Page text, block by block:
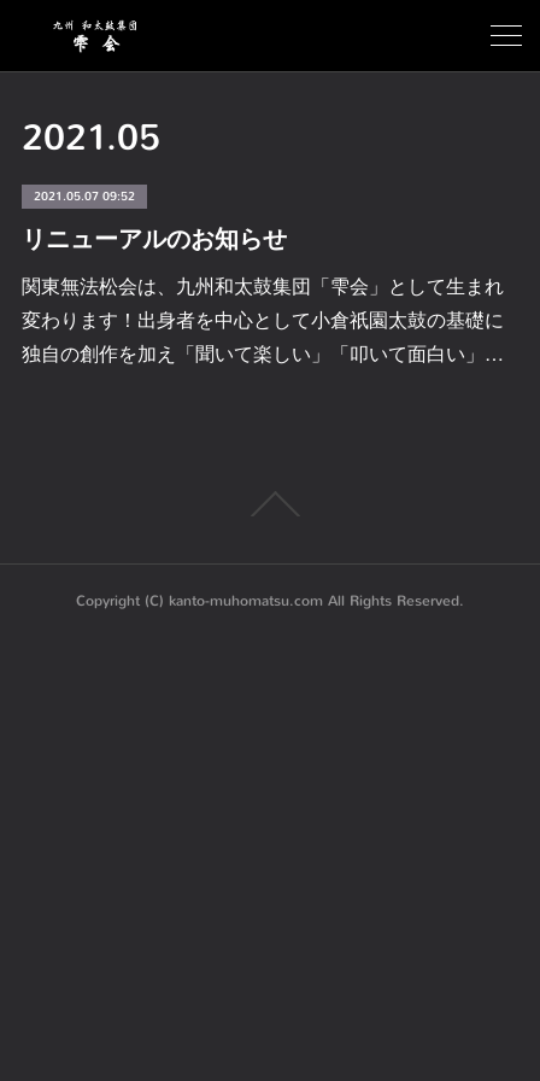
2021.05
2021.05.07 09:52
リニューアルのお知らせ
関東無法松会は、九州和太鼓集団「雫会」として生まれ
変わります！出身者を中心として小倉祇園太鼓の基礎に
独自の創作を加え「聞いて楽しい」「叩いて面白い」…
Copyright (C) kanto-muhomatsu.com All Rights Reserved.